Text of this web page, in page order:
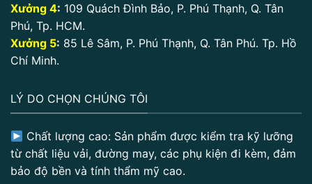
Xưởng 4: 109 Quách Đình Bảo, P. Phú Thạnh, Q. Tân
Phú, Tp. HCM.
Xưởng 5: 85 Lê Sâm, P. Phú Thạnh, Q. Tân Phú. Tp. Hồ
Chí Minh.
LÝ DO CHỌN CHÚNG TÔI
Chất lượng cao: Sản phẩm được kiểm tra kỹ lưỡng
từ chất liệu vải, đường may, các phụ kiện đi kèm, đảm
bảo độ bền và tính thẩm mỹ cao.